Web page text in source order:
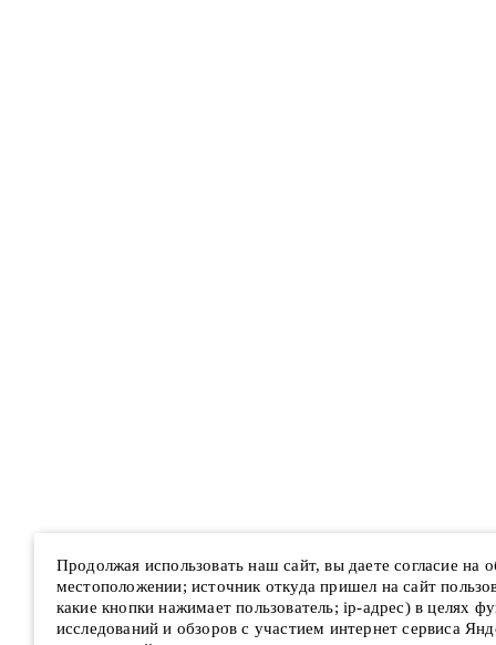
Продолжая использовать наш сайт, вы даете согласие на
местоположении; источник откуда пришел на сайт
какие кнопки нажимает пользователь; ip-адрес) в целях
исследований и обзоров с участием интернет сервиса